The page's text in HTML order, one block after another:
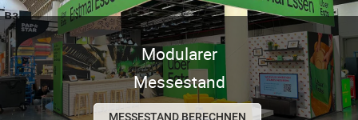
Modularer
Messestand
MESSESTAND BERECHNEN